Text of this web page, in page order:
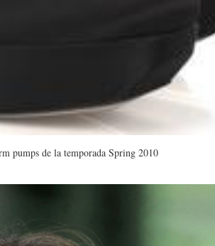
pumps de la temporada Spring 2010